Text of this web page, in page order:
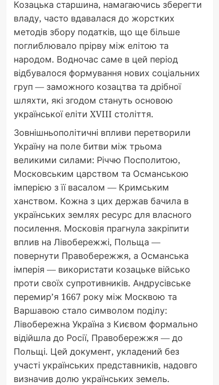
Козацька старшина, намагаючись зберегти
владу, часто вдавалася до жорстких
методів збору податків, що ще більше
поглиблювало прірву між елітою та
народом. Водночас саме в цей період
відбувалося формування нових соціальних
груп — заможного козацтва та дрібної
шляхти, які згодом стануть основою
української еліти XVIII століття.
Зовнішньополітичні впливи перетворили
Україну на поле битви між трьома
великими силами: Річчю Посполитою,
Московським царством та Османською
імперією з її васалом — Кримським
ханством. Кожна з цих держав бачила в
українських землях ресурс для власного
посилення. Московія прагнула закріпити
вплив на Лівобережжі, Польща —
повернути Правобережжя, а Османська
імперія — використати козацьке військо
проти своїх супротивників. Андрусівське
перемир’я 1667 року між Москвою та
Варшавою стало символом поділу:
Лівобережна Україна з Києвом формально
відійшла до Росії, Правобережжя — до
Польщі. Цей документ, укладений без
участі українських представників, надовго
визначив долю українських земель.